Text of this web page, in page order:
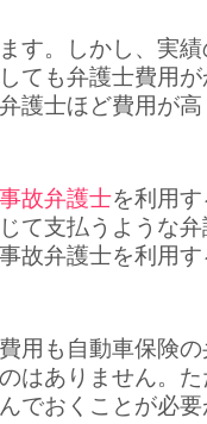
す。しかし、実
ても弁護士費用
護士ほど費用が
故弁護士を利用
て支払うような
故弁護士を利用
用も自動車保険
はありません。
でおくことが必